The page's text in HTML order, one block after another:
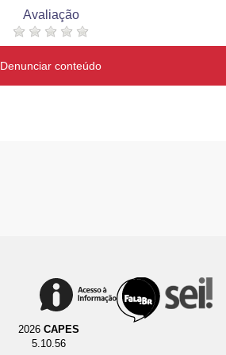
Avaliação
Denunciar conteúdo
2026 CAPES
5.10.56